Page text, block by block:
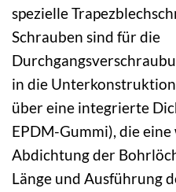
spezielle
Schrauben sind für die
in die
über eine integrierte
EPDM-Gummi), die
Abdichtung der
Länge und Ausführung